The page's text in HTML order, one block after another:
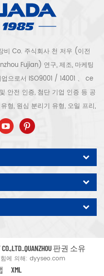
비 Co. 주식회사 천 저우 (이전
Fujian) 연구, 제조, 마케팅
으로서 ISO9001 / 14001 、 ce
안전 인증, 첨단 기업 인증 등 공
형, 원심 분리기 유형, 오일 프리,
배수기, 완전한 공기 압축기 생산
형의 공기 압축기 산업 전문가
용기, 전기 모터, 정밀 부품 가공
한 우리 회사는 영구 자석 서보
관련 기술 특허를 획득하여 국가
여했습니다. 우리 자신의 브랜
/ OEM 수락입니다.
CO.,LTD..QUANZHOU 판권 소유
힘에 의해: dyyseo.com
XML